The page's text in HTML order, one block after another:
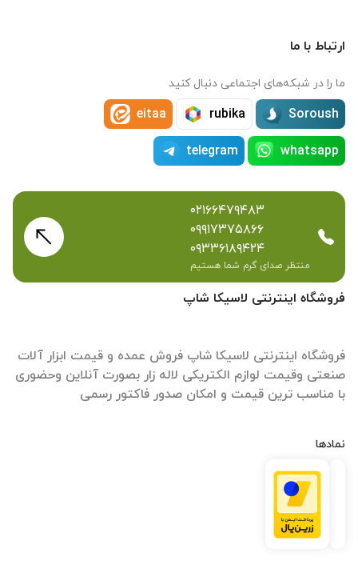
فروشگاه اینترنتی لاسیکا شاپ
فروشگاه اینترنتی لاسیکا شاپ فروش عمده و قیمت ابزار آلات
صنعتی وقیمت لوازم الکتریکی لاله زار بصورت آنلاین وحضوری
با مناسب ترین قیمت و امکان صدور فاکتور رسمی
نمادها
ارتباط با ما
ما را در شبکه‌های اجتماعی دنبال کنید
Soroush
rubika
eitaa
whatsapp
telegram
۰۲۱۶۶۴۷۹۴۸۳
۰۹۹۱۷۳۷۵۸۶۶
۰۹۳۳۶۱۸۹۴۲۴
منتظر صدای گرم شما هستیم